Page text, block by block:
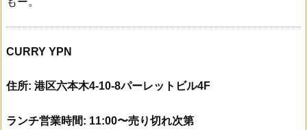
CURRY YPN
住所: 港区六本木4-10-8パーレットビル4F
ランチ営業時間: 11:00〜売り切れ次第